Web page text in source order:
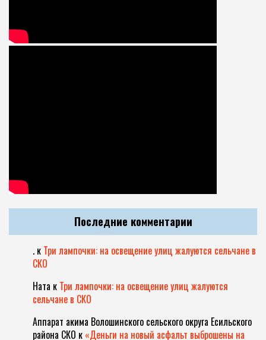
Последние комментарии
. к Три лампочки: на освещение улиц жалуются сельчане в
СКО
Ната к Три лампочки: на освещение улиц жалуются
сельчане в СКО
Аппарат акима Волошинского сельского округа Есильского
района СКО к «Деньги на новый асфальт выброшены на